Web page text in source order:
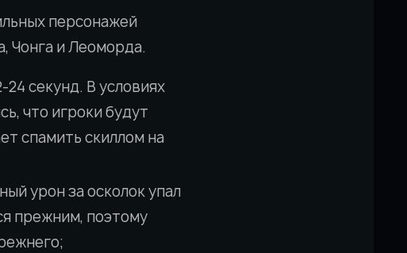
персонажей
Чонга и Леоморда.
секунд. В условиях
что игроки будут
спамить скиллом на
урон за осколок упал
прежним, поэтому